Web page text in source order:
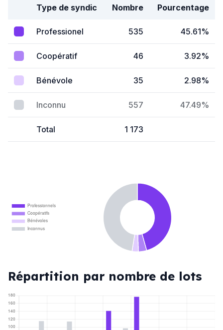
Type de syndic Nombre Pourcentage
Professionel 535 45.61%
Coopératif 46 3.92%
Bénévole 35 2.98%
Inconnu 557 47.49%
Total 1 173
Professionnels
Coopératifs
Bénévoles
Inconnus
Répartition par nombre de lots
100
120
140
160
180